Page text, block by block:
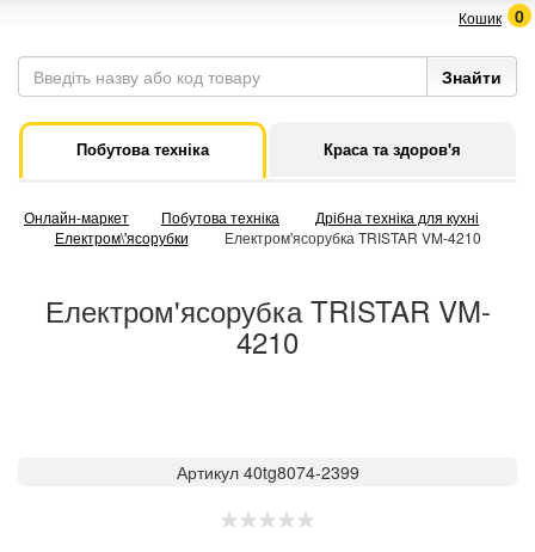
Кошик 0
Побутова техніка Краса та здоров'я
Онлайн-маркет Побутова техніка
Дрібна техніка для кухні
Електром\'ясорубки
Електром'ясорубка TRISTAR VM-4210
Електром'ясорубка TRISTAR VM-
4210
Артикул 40tg8074-2399